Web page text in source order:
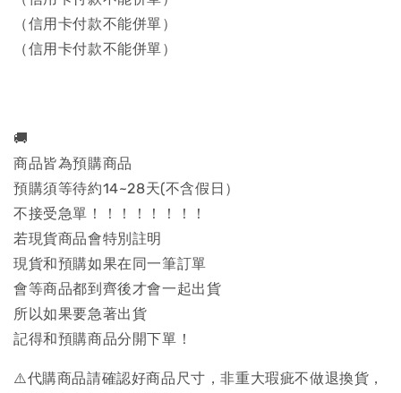
（信用卡付款不能併單）
（信用卡付款不能併單）
🚚
商品皆為預購商品
預購須等待約14~28天(不含假日）
不接受急單！！！！！！！！
若現貨商品會特別註明
現貨和預購如果在同一筆訂單
會等商品都到齊後才會一起出貨
所以如果要急著出貨
記得和預購商品分開下單！
⚠️代購商品請確認好商品尺寸，非重大瑕疵不做退換貨，